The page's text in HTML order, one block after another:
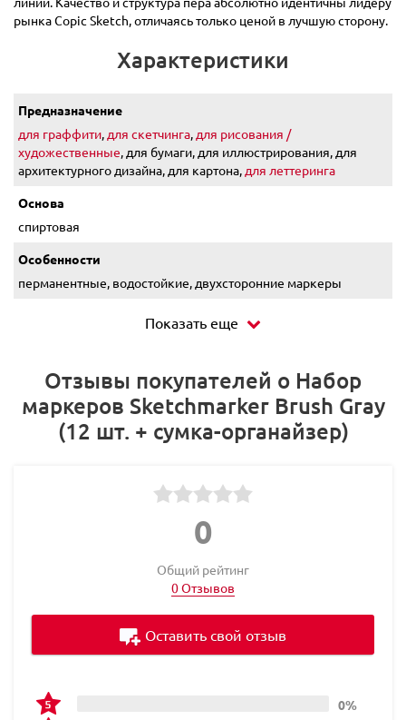
рынка Copic Sketch, отличаясь только ценой в лучшую сторону.
Характеристики
Предназначение
для граффити, для скетчинга, для рисования /
художественные, для бумаги, для иллюстрирования, для
архитектурного дизайна, для картона, для леттеринга
Основа
спиртовая
Особенности
перманентные, водостойкие, двухсторонние маркеры
Показать еще
Отзывы покупателей о Набор
маркеров Sketchmarker Brush Gray
(12 шт. + сумка-органайзер)
0
Общий рейтинг
0 Отзывов
0%
Оставить свой отзыв